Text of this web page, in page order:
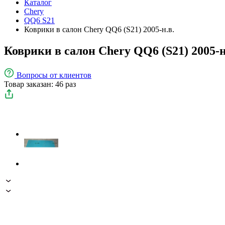
Каталог
Chery
QQ6 S21
Коврики в салон Chery QQ6 (S21) 2005-н.в.
Коврики в салон Chery QQ6 (S21) 2005-
Вопросы от клиентов
Товар заказан: 46 раз